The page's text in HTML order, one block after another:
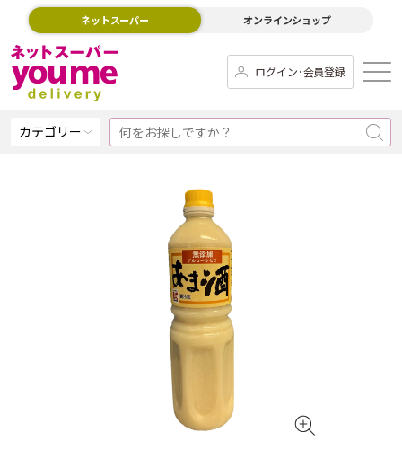
ネットスーパー オンラインショップ
ログイン･会員登録
カテゴリー